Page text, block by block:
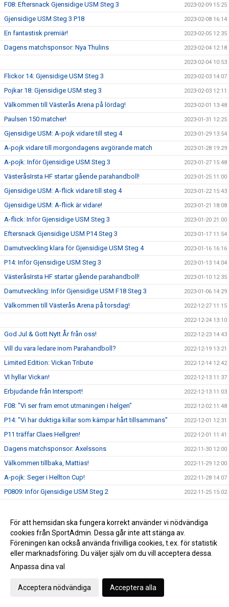
F08: Eftersnack Gjensidige USM Steg 3 2023-02-09 15:25
Gjensidige USM Steg 3 P18 2023-02-08 16:14
En fantastisk premiär! 2023-02-05 12:35
Dagens matchsponsor: Nya Thulins 2023-02-04 12:18
2023-02-04 10:53
Flickor 14: Gjensidige USM Steg 3 2023-02-03 14:07
Pojkar 18: Gjensidige USM steg 3 2023-02-03 12:11
Välkommen till Västerås Arena på lördag! 2023-02-01 13:48
Paulsen 150 matcher! 2023-01-31 12:25
Gjensidige USM: A-pojk vidare till steg 4 2023-01-29 13:54
A-pojk vidare till morgondagens avgörande match 2023-01-28 19:29
A-pojk: Inför Gjensidige USM Steg 3 2023-01-27 15:48
VästeråsIrsta HF startar gående parahandboll! 2023-01-25 11:00
Gjensidige USM: A-flick vidare till steg 4 2023-01-22 15:43
Gjensidige USM: A-flick är vidare! 2023-01-21 18:08
A-flick: Inför Gjensidige USM Steg 3 2023-01-20 21:00
Eftersnack Gjensidige USM P14 Steg 3 2023-01-17 11:54
Damutveckling klara för Gjensidige USM Steg 4 2023-01-16 16:16
P14: Inför Gjensidige USM Steg 3 2023-01-13 14:04
VästeråsIrsta HF startar gående parahandboll! 2023-01-10 12:35
Damutveckling: Inför Gjensidige USM F18 Steg 3 2023-01-06 14:29
Välkommen till Västerås Arena på torsdag! 2022-12-27 11:15
2022-12-24 13:10
God Jul & Gott Nytt År från oss! 2022-12-23 14:43
Vill du vara ledare inom Parahandboll? 2022-12-19 13:21
Limited Edition: Vickan Tribute 2022-12-14 12:42
VI hyllar Vickan! 2022-12-13 11:37
Erbjudande från Intersport! 2022-12-13 11:03
F08: "Vi ser fram emot utmaningen i helgen" 2022-12-02 11:48
P14: "Vi har duktiga killar som kämpar hårt tillsammans" 2022-12-01 12:31
P11 träffar Claes Hellgren! 2022-12-01 11:41
Dagens matchsponsor: Axelssons 2022-11-30 12:00
Välkommen tillbaka, Mattias! 2022-11-29 12:00
A-pojk: Seger i Hellton Cup! 2022-11-28 14:07
P0809: Inför Gjensidige USM Steg 2 2022-11-25 15:02
Handbollsfest i Västerås Arena! 2022-11-24 09:15
Vill du bli en lirare och träna handboll? 2022-11-23 13:39
Lördagens 50/50-vinnare! 2022-11-21 11:08
VästeråsIrsta HF 31 - 34 Amo HK
Dagens match presenteras av Barndiabetesfonden!
Nyhet i vår souvenirbutik!
För att hemsidan ska fungera korrekt använder vi nödvändiga
cookies från SportAdmin. Dessa går inte att stänga av.
Föreningen kan också använda frivilliga cookies, t.ex. för statistik
eller marknadsföring. Du väljer själv om du vill acceptera dessa.
Anpassa dina val
Acceptera nödvändiga Acceptera alla